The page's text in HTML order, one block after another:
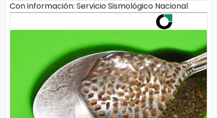
Con información: Servicio Sismológico Nacional